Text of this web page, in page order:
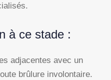
à ce stade :
adjacentes avec un
brûlure involontaire.